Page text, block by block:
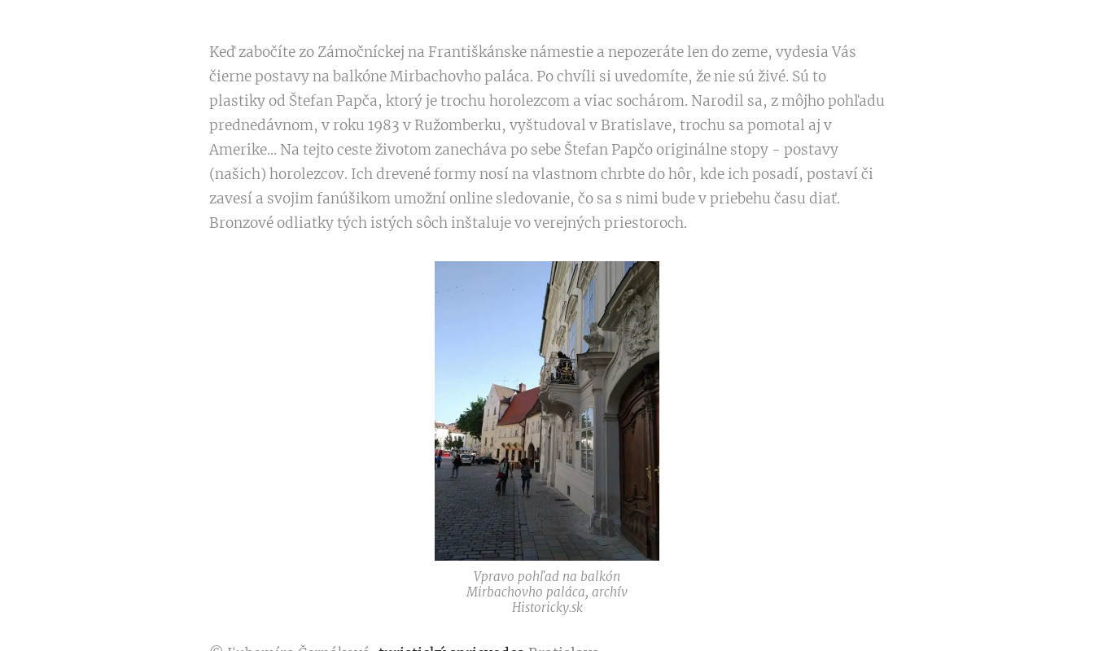
Keď zabočíte zo Zámočníckej na Františkánske námestie a nepozeráte len do zeme, vydesia Vás
čierne postavy na balkóne Mirbachovho paláca. Po chvíli si uvedomíte, že nie sú živé. Sú to
plastiky od Štefan Papča, ktorý je trochu horolezcom a viac sochárom. Narodil sa, z môjho pohľadu
prednedávnom, v roku 1983 v Ružomberku, vyštudoval v Bratislave, trochu sa pomotal aj v
Amerike... Na tejto ceste životom zanecháva po sebe Štefan Papčo originálne stopy - postavy
(našich) horolezcov. Ich drevené formy nosí na vlastnom chrbte do hôr, kde ich posadí, postaví či
zavesí a svojim fanúšikom umožní online sledovanie, čo sa s nimi bude v priebehu času diať.
Bronzové odliatky tých istých sôch inštaluje vo verejných priestoroch.
Vpravo pohľad na balkón
Mirbachovho paláca, archív
Historicky.sk